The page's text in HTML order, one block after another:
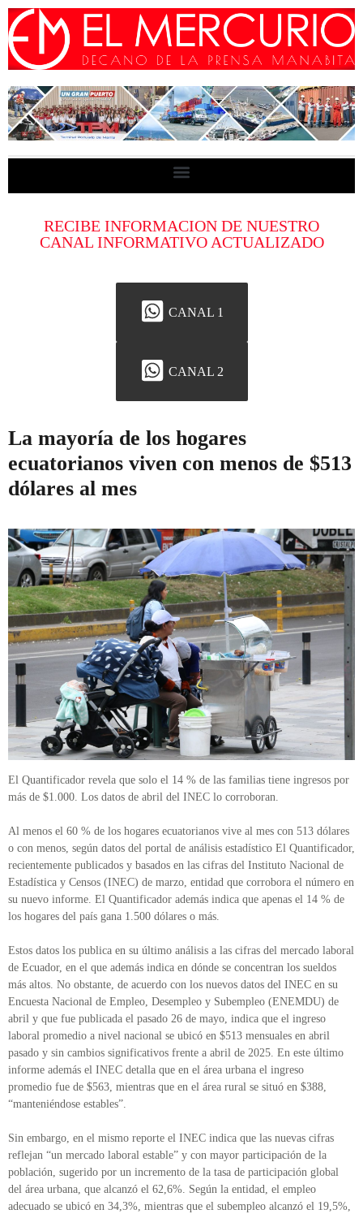
RECIBE INFORMACION DE NUESTRO
CANAL INFORMATIVO ACTUALIZADO
CANAL 1
CANAL 2
La mayoría de los hogares
ecuatorianos viven con menos de $513
dólares al mes
El Quantificador revela que solo el 14 % de las familias tiene ingresos por
más de $1.000. Los datos de abril del INEC lo corroboran.
Al menos el 60 % de los hogares ecuatorianos vive al mes con 513 dólares
o con menos, según datos del portal de análisis estadístico El Quantificador,
recientemente publicados y basados en las cifras del Instituto Nacional de
Estadística y Censos (INEC) de marzo, entidad que corrobora el número en
su nuevo informe. El Quantificador además indica que apenas el 14 % de
los hogares del país gana 1.500 dólares o más.
Estos datos los publica en su último análisis a las cifras del mercado laboral
de Ecuador, en el que además indica en dónde se concentran los sueldos
más altos. No obstante, de acuerdo con los nuevos datos del INEC en su
Encuesta Nacional de Empleo, Desempleo y Subempleo (ENEMDU) de
abril y que fue publicada el pasado 26 de mayo, indica que el ingreso
laboral promedio a nivel nacional se ubicó en $513 mensuales en abril
pasado y sin cambios significativos frente a abril de 2025. En este último
informe además el INEC detalla que en el área urbana el ingreso
promedio fue de $563, mientras que en el área rural se situó en $388,
“manteniéndose estables”.
Sin embargo, en el mismo reporte el INEC indica que las nuevas cifras
reflejan “un mercado laboral estable” y con mayor participación de la
población, sugerido por un incremento de la tasa de participación global
del área urbana, que alcanzó el 62,6%. Según la entidad, el empleo
adecuado se ubicó en 34,3%, mientras que el subempleo alcanzó el 19,5%,